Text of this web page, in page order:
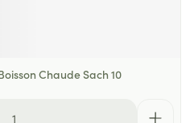
Chaude Sach 10